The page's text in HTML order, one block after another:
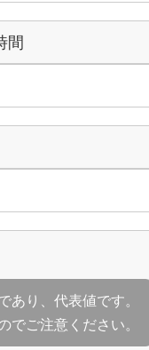
間
あり、代表値です。
でご注意ください。